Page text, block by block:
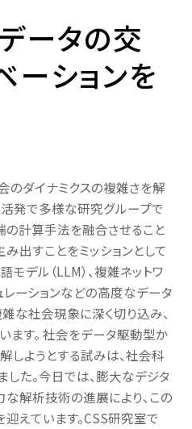
在学生・保証人
企業・研究者
ータの交
ーションを
のダイナミクスの複雑さを解
発で多様な研究グループで
の計算手法を融合させること
出すことをミッションとして
モデル（LLM）、複雑ネットワ
ーションなどの高度なデータ
な社会現象に深く切り込み、
ます。 社会をデータ駆動型か
しようとする試みは、社会科
た。今日では、膨大なデジタ
解析技術の進展により、この
えています。CSS研究室で